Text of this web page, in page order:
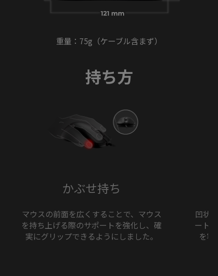
重量：75g（ケーブル含まず）
持ち方
かぶせ持ち
マウスの前面を広くすることで、マウス
を持ち上げる際のサポートを強化し、確
実にグリップできるようにしました。
凹状
ート
を容